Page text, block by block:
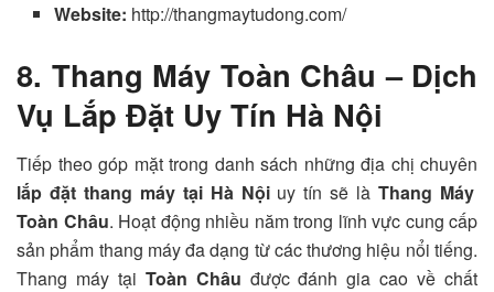
Website: http://thangmaytudong.com/
8. Thang Máy Toàn Châu – Dịch
Vụ Lắp Đặt Uy Tín Hà Nội
Tiếp theo góp mặt trong danh sách những địa chị chuyên
lắp đặt thang máy tại Hà Nộiuy tín sẽ làThang Máy
Toàn Châu. Hoạt động nhiều năm trong lĩnh vực cung cấp
sản phẩm thang máy đa dạng từ các thương hiệu nổi tiếng.
Thang máy tại Toàn Châu được đánh gia cao về chất